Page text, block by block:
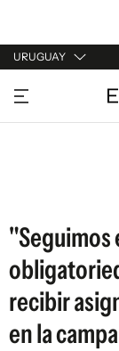
URUGUAY
URUGUAY
ARGENTINA
"Seguimos
recibir
en la